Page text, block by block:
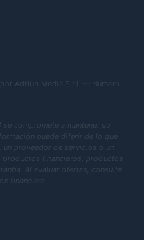
AdHub Media S.r.l. — Número
compromete a mantener su
puede diferir de lo que
un proveedor de servicios o un
financieros, productos
Al evaluar ofertas, consulte
financiera.